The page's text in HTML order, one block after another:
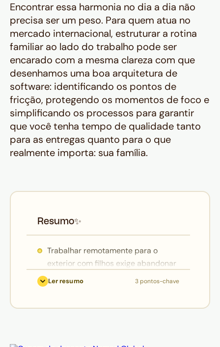
Encontrar essa harmonia no dia a dia não
precisa ser um peso. Para quem atua no
mercado internacional, estruturar a rotina
familiar ao lado do trabalho pode ser
encarado com a mesma clareza com que
desenhamos uma boa arquitetura de
software: identificando os pontos de
fricção, protegendo os momentos de foco e
simplificando os processos para garantir
que você tenha tempo de qualidade tanto
para as entregas quanto para o que
realmente importa: sua família.
Resumo✨
Trabalhar remotamente para o
exterior com filhos exige abandonar
a ideia de 8 horas ininterruptas e
Ler resumo 3 pontos-chave